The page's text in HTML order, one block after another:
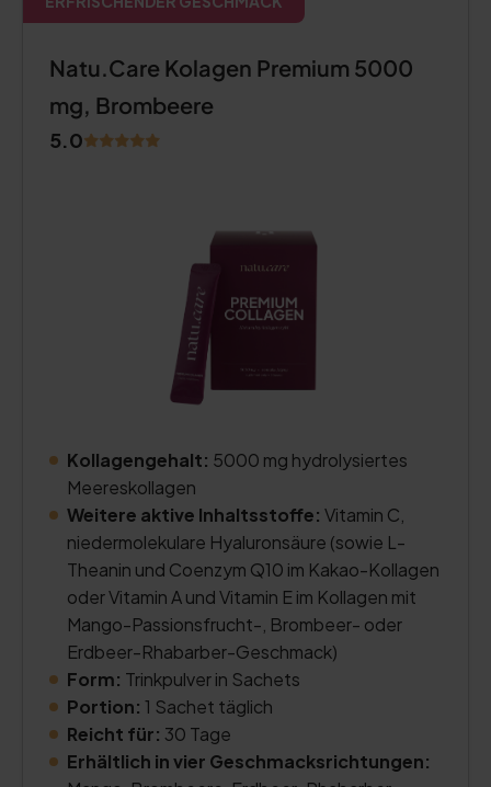
Natu.Care Kolagen Premium 5000
mg, Brombeere
5.0
Kollagengehalt: 5000 mg hydrolysiertes
Meereskollagen
Weitere aktive Inhaltsstoffe: Vitamin C,
niedermolekulare Hyaluronsäure (sowie L-
Theanin und Coenzym Q10 im Kakao-Kollagen
oder Vitamin A und Vitamin E im Kollagen mit
Mango-Passionsfrucht-, Brombeer- oder
Erdbeer-Rhabarber-Geschmack)
Form: Trinkpulver in Sachets
Portion: 1 Sachet täglich
Reicht für: 30 Tage
Erhältlich in vier Geschmacksrichtungen: